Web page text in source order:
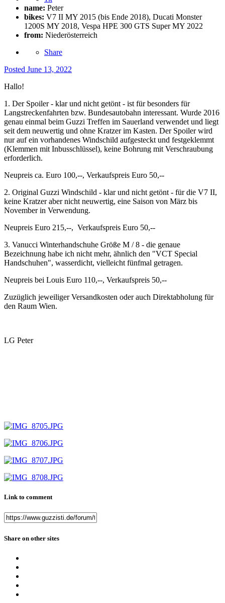
name: Peter
bikes: V7 II MY 2015 (bis Ende 2018), Ducati Monster
1200S MY 2018, Vespa HPE 300 GTS Super MY 2022
from: Niederösterreich
Share
Posted June 13, 2022
Hallo!
1. Der Spoiler - klar und nicht getönt - ist für besonders für
Langstreckenfahrten bzw. Bundesautobahn interessant. Wurde 2016
genau einmal beim Guzzi Treffen im Sauerland verwendet und liegt
seit dem neuwertig und ohne Kratzer im Kasten. Der Spoiler wird
nur auf ein vorhandenes Windschild aufgesteckt und festgeklemmt
(Klemmen mit Inbusschlüssel), keine Bohrung mit Verschraubung
erforderlich.
Neupreis ca. Euro 100,--, Verkaufspreis Euro 50,--
2. Original Guzzi Windschild - klar und nicht getönt - für die V7 II,
keine Kratzer aber nicht neuwertig, eine Saison von März bis
November in Verwendung.
Neupreis Euro 215,--, Verkaufspreis Euro 50,--
3. Vanucci Winterhandschuhe Größe M / 8 - die genaue
Bezeichnung habe ich nicht mehr, ähnlich den "VCT Special
Handschuhen", wasserdicht, vielleicht fünfmal getragen.
Neupreis bei Louis Euro 110,--, Verkaufspreis 50,--
Zuzüglich jeweiliger Versandkosten oder auch Direktabholung für
den Raum Wien.
LG Peter
Link to comment
Share on other sites